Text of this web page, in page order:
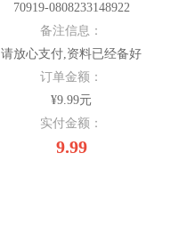
70919-0808233148922
备注信息：
请放心支付,资料已经备好
订单金额：
¥9.99元
实付金额：
9.99